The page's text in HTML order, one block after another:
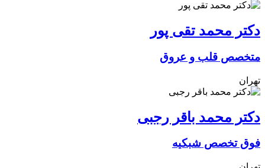
دکتر محمد تقی پور
متخصص قلب و عروق
تهران
دکتر محمد باقر رجبی
فوق تخصص شبکیه